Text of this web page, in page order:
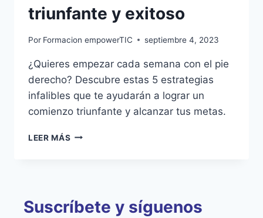
triunfante y exitoso
Por Formacion empowerTIC septiembre 4, 2023
¿Quieres empezar cada semana con el pie
derecho? Descubre estas 5 estrategias
infalibles que te ayudarán a lograr un
comienzo triunfante y alcanzar tus metas.
LEER MÁS
Suscríbete y síguenos